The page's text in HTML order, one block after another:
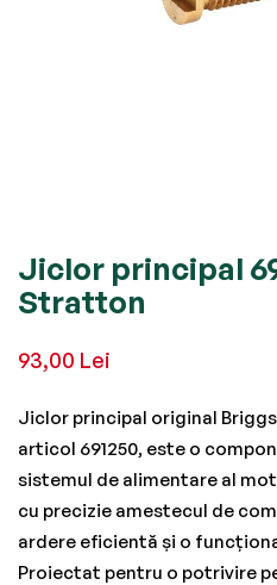
to
the
of
images
gallery
Jiclor principal
Stratton
93,00 Lei
Jiclor principal original
articol 691250, este o
sistemul de alimentare al
cu precizie amestecul de
ardere eficientă și o
Proiectat pentru o potrivire